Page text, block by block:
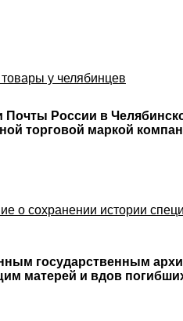
у челябинцев
России в
торговой маркой
о сохранении истории
государственным
матерей и вдов